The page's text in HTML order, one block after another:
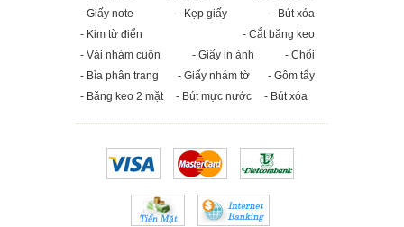
- Giấy note
- Kẹp giấy
- Bút xóa
- Kim từ điển
- Cắt băng keo
- Vải nhám cuộn
- Giấy in ảnh
- Chổi
- Bìa phân trang
- Giấy nhám tờ
- Gôm tẩy
- Băng keo 2 mặt
- Bút mực nước - Bút xóa